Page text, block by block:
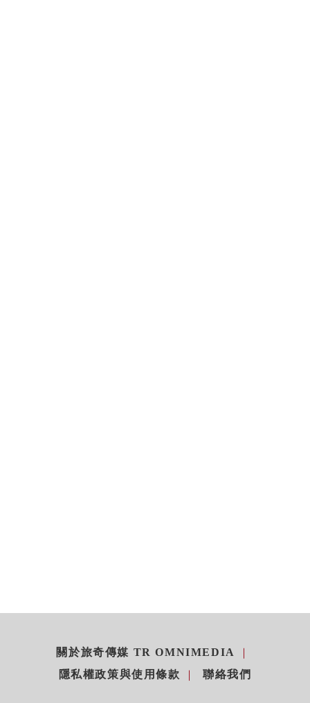
關於旅奇傳媒 TR OMNIMEDIA
隱私權政策與使用條款
聯絡我們